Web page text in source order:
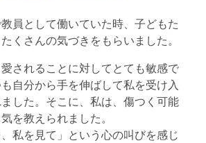
員として働いていた時、子どもた
くさんの気づきをもらいました。
されることに対してとても敏感で
自分から手を伸ばして私を受け入
した。そこに、私は、傷つく可能
を教えられました。
私を見て」という心の叫びを感じ